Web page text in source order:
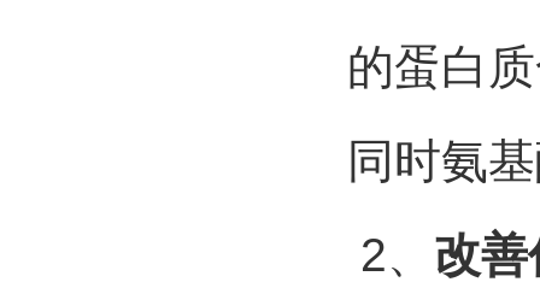
的蛋白
同时氨
2、 改